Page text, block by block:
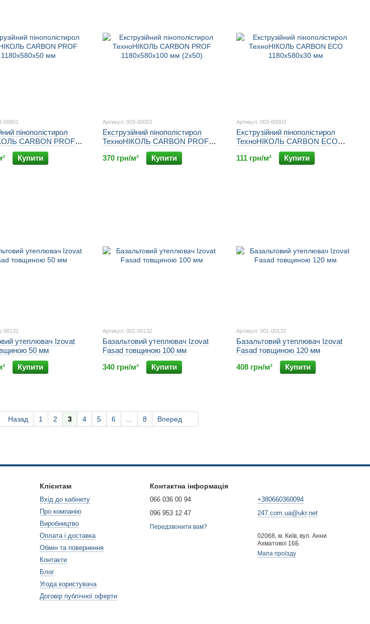
00001
пінополістирол
CARBON PROF
мм
Купити
Артикул: 003-00002
Екструзійний пінополістирол
ТехноНІКОЛЬ CARBON PROF
1180х580х100 мм (2х50)
370 грн/м²
Купити
Артикул: 003-00003
Екструзійний пінополістирол
ТехноНІКОЛЬ CARBON ECO
1180х580х30 мм
111 грн/м²
Купити
00131
утеплювач Izovat
50 мм
Купити
Артикул: 001-00132
Базальтовий утеплювач Izovat
Fasad товщиною 100 мм
340 грн/м²
Купити
Артикул: 001-00133
Базальтовий утеплювач Izovat
Fasad товщиною 120 мм
408 грн/м²
Купити
Назад 1 2 3 4 5 6 8 Вперед
Клієнтам
Вхід до кабінету
Про компанію
Виробництво
Оплата і доставка
Обмін та повернення
Контакти
Блог
Угода користувача
Договір публічної оферти
Контактна інформація
066 036 00 94
096 953 12 47
Передзвонити вам?
+380660360094
247.com.ua@ukr.net
02068, м. Київ, вул. Анни
Ахматової 16Б
Мапа проїзду